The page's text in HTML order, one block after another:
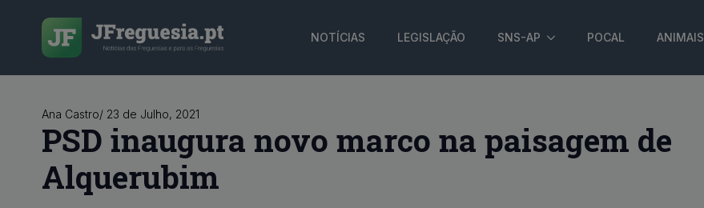
NOTÍCIAS LEGISLAÇÃO SNS-AP POCAL ANIMAIS
Ana Castro/ 23 de Julho, 2021
PSD inaugura novo marco na paisagem de
Alquerubim